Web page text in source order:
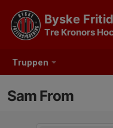
Truppen
Byske
Tre Kronors
Sam From